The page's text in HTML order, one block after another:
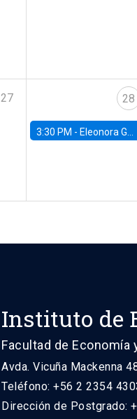
27 28
3:30 PM - Eleonora Guarnieri, Exeter University
Instituto de
Facultad de Economía
Avda. Vicuña Mackenna
Teléfono: +56 2 2354
Dirección de Postgrado: